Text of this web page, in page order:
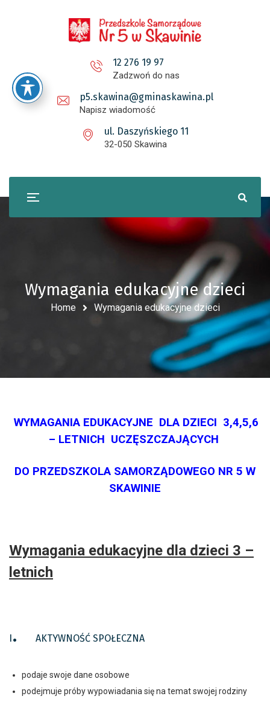
12 276 19 97
Zadzwoń do nas
p5.skawina@gminaskawina.pl
Napisz wiadomość
ul. Daszyńskiego 11
32-050 Skawina
Wymagania edukacyjne dzieci
Home Wymagania edukacyjne dzieci
WYMAGANIA EDUKACYJNE DLA DZIECI 3,4,5,6
– LETNICH UCZĘSZCZAJĄCYCH
DO PRZEDSZKOLA SAMORZĄDOWEGO NR 5 W
SKAWINIE
Wymagania edukacyjne dla dzieci 3 –
letnich
I. AKTYWNOŚĆ SPOŁECZNA
podaje swoje dane osobowe
podejmuje próby wypowiadania się na temat swojej rodziny